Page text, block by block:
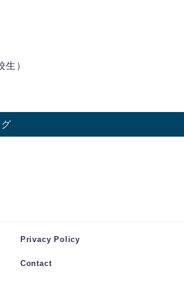
生）
Privacy Policy
Contact